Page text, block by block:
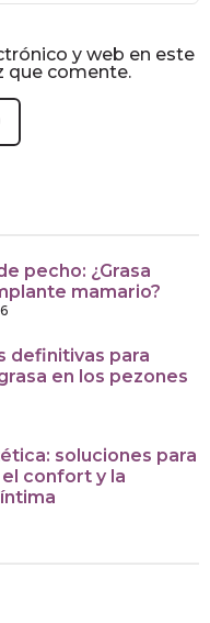
y web en este
que comente.
pecho: ¿Grasa
mamario?
definitivas para
en los pezones
soluciones para
confort y la